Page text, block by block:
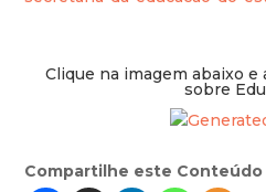
Clique na imagem abaixo
sobre
Compartilhe este Conteúdo